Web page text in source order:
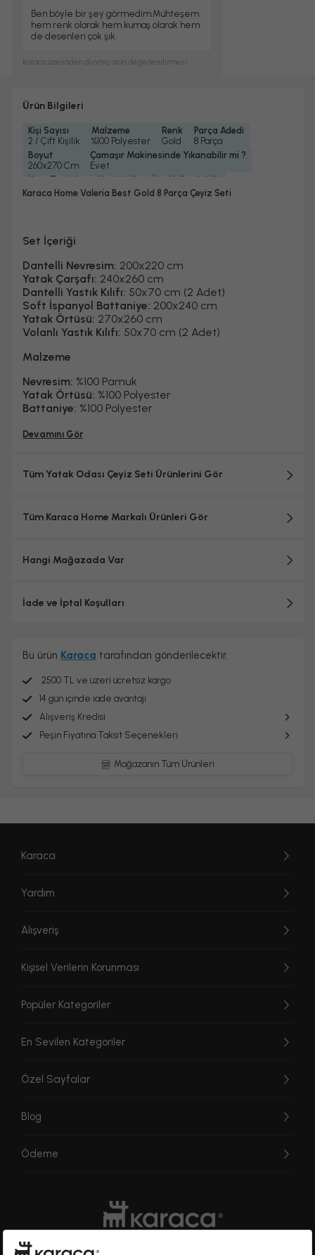
Ben böyle bir şey görmedim.Mühteşem
hem renk olarak hem kumaş olarak hem
de desenleri çok şık.
Karaca üzerinden alınmış ürün değerlendirmesi.
Ürün Bilgileri
Kişi Sayısı
2 / Çift Kişilik
Malzeme
%100 Polyester
Renk
Gold
Parça Adedi
8 Parça
Boyut
260x270 Cm
Çamaşır Makinesinde Yıkanabilir mi ?
Evet
Kuru Temizleme Yapılabilir
Hayır
Ütü Kullanılabilir
Evet
Karaca Home Valeria Best Gold 8 Parça Çeyiz Seti
Set İçeriği
Dantelli Nevresim: 200x220 cm
Yatak Çarşafı: 240x260 cm
Dantelli Yastık Kılıfı: 50x70 cm (2 Adet)
Soft İspanyol Battaniye: 200x240 cm
Yatak Örtüsü: 270x260 cm
Volanlı Yastık Kılıfı: 50x70 cm (2 Adet)
Malzeme
Nevresim: %100 Pamuk
Yatak Örtüsü: %100 Polyester
Battaniye: %100 Polyester
Devamını Gör
Tüm Yatak Odası Çeyiz Seti Ürünlerini Gör
Tüm Karaca Home Markalı Ürünleri Gör
Hangi Mağazada Var
İade ve İptal Koşulları
Bu ürün Karaca tarafından gönderilecektir.
2500 TL ve üzeri ücretsiz kargo
14 gün içinde iade avantajı
Alışveriş Kredisi
Peşin Fiyatına Taksit Seçenekleri
Mağazanın Tüm Ürünleri
Karaca
Yardım
Alışveriş
Kişisel Verilerin Korunması
Popüler Kategoriler
En Sevilen Kategoriler
Özel Sayfalar
Blog
Ödeme